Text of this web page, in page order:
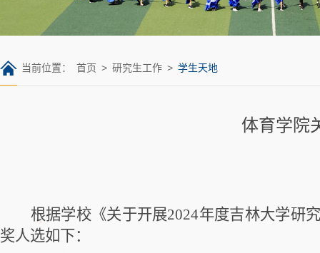
当前位置： 首页 > 研究生工作 > 学生天地
体育学院
根据学校《关于开展2024年度吉林大学研
奖人选如下：